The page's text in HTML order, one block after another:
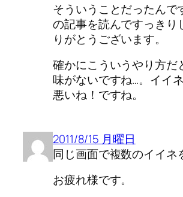
そういうことだったんで
の記事を読んですっきり
りがとうございます。
確かにこういうやり方だ
味がないですね…。イイ
悪いね！ですね。
2011/8/15 月曜日
同じ画面で複数のイイネ
お疲れ様です。